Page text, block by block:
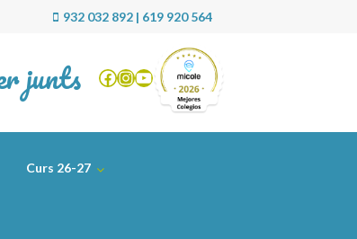
932 032 892 | 619 920 564
junts Facebook
Instagram
YouTube
Curs 26-27